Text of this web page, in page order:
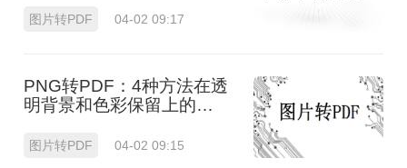
图片转PDF 04-02 09:17
PNG转PDF：4种方法在透
明背景和色彩保留上的处
图片转PDF 04-02 09:15